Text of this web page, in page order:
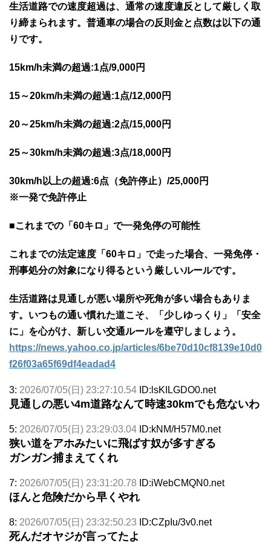
生活道路での速度超過は、通常の速度違反として厳しく取
り締まられます。普通車の場合の反則金と点数は以下の通
りです。
15km/h未満の超過:1点/9,000円
15～20km/h未満の超過:1点/12,000円
20～25km/h未満の超過:2点/15,000円
25～30km/h未満の超過:3点/18,000円
30km/h以上の超過:6点（免許停止）/25,000円
※一発で免許停止
■これまでの「60キロ」で一発免停の可能性
これまでの法定速度「60キロ」で走った場合、一発免停・
刑事処分の対象になり得るという厳しいルールです。
生活道路は見通しが悪い場所や死角が多い場合もありま
す。いつもの通い慣れた道こそ、「少しゆっくり」「安全
に」を心がけ、新しい交通ルールを遵守しましょう。
https://news.yahoo.co.jp/articles/6be70d10cf8139e10d0
f26f03a65f69df4eadad4
3: 2026/07/05(日) 23:27:10.54 ID:lsKILGDO0.net
見通しの悪い4m道路なんて時速30kmでも危ないわ
5: 2026/07/05(日) 23:29:03.04 ID:kNM/H57M0.net
狭い道をアホみたいに飛ばす奴が多すぎる
ガンガン捕まえてくれ
7: 2026/07/05(日) 23:31:20.78 ID:iWebCMQN0.net
ほんと危険だから早くやれ
8: 2026/07/05(日) 23:32:50.23 ID:CZpIu/3v0.net
死んだオヤジが言ってたよ